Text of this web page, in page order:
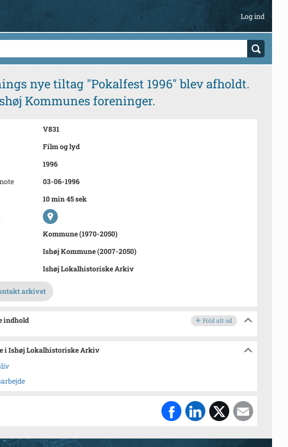
Log ind
nye tiltag "Pokalfest 1996" blev afholdt.
Kommunes foreninger.
V831
Film og lyd
1996
03-06-1996
10 min 45 sek
Kommune (1970-2050)
Ishøj Kommune (2007-2050)
Ishøj Lokalhistoriske Arkiv
arkivet
indhold Fold alt ud
i Ishøj Lokalhistoriske Arkiv